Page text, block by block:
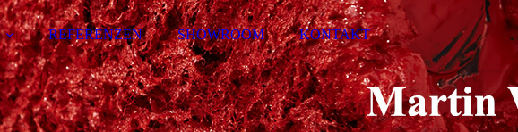
REFERENZEN SHOWROOM KONTAKT